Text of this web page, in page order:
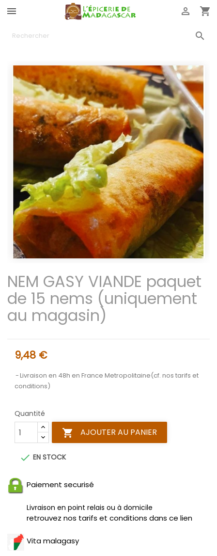
 


NEM GASY VIANDE paquet
de 15 nems (uniquement
au magasin)
9,48 €
Livraison en 48h en France Metropolitaine(cf. nos tarifs et
conditions)
Quantité
 AJOUTER AU PANIER
 EN STOCK
Paiement securisé
Livraison en point relais ou à domicile
retrouvez nos tarifs et conditions dans ce lien
Vita malagasy